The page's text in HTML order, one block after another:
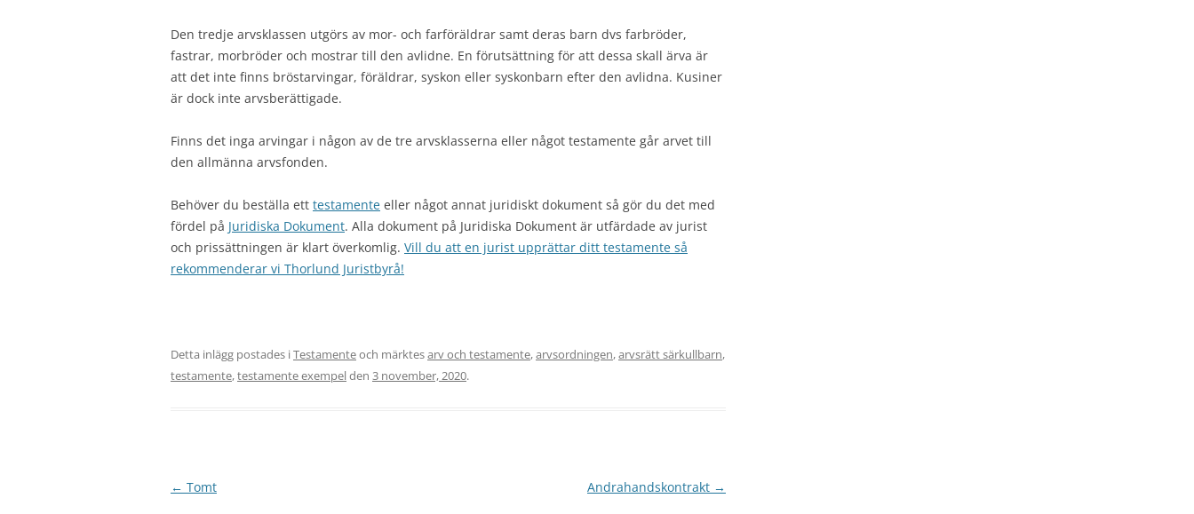
Den tredje arvsklassen utgörs av mor- och farföräldrar samt deras barn dvs farbröder,
fastrar, morbröder och mostrar till den avlidne. En förutsättning för att dessa skall ärva är
att det inte finns bröstarvingar, föräldrar, syskon eller syskonbarn efter den avlidna. Kusiner
är dock inte arvsberättigade.
Finns det inga arvingar i någon av de tre arvsklasserna eller något testamente går arvet till
den allmänna arvsfonden.
Behöver du beställa ett testamente eller något annat juridiskt dokument så gör du det med
fördel på Juridiska Dokument. Alla dokument på Juridiska Dokument är utfärdade av jurist
och prissättningen är klart överkomlig. Vill du att en jurist upprättar ditt testamente så
rekommenderar vi Thorlund Juristbyrå!
Detta inlägg postades iTestamenteoch märktesarv och testamente,arvsordningen,arvsrätt särkullbarn,
testamente,testamente exempelden 3 november, 2020.
Inläggsnavigering
← Tomt Andrahandskontrakt →